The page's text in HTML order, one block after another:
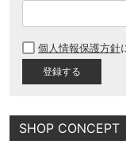
個人情報保護方針
SHOP CONCEPT